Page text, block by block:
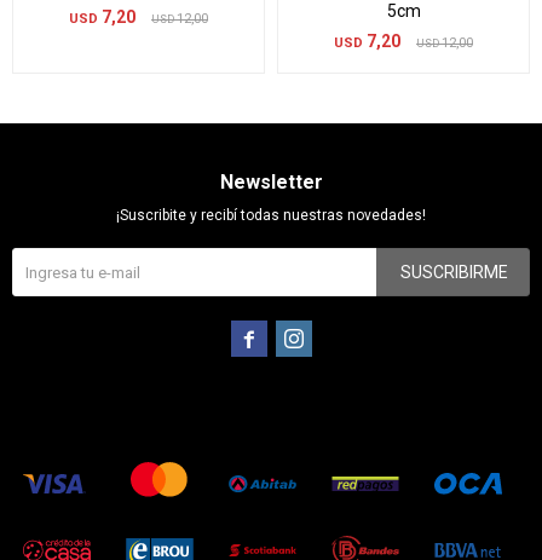
USD 7,20 USD 12,00
5cm
USD 7,20 USD 12,00
Newsletter
¡Suscribite y recibí todas nuestras novedades!
SUSCRIBIRME
 